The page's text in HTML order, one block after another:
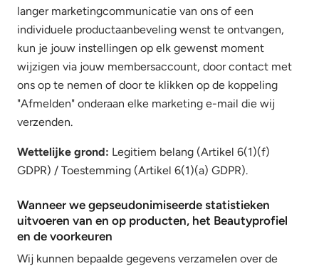
langer marketingcommunicatie van ons of een
individuele productaanbeveling wenst te ontvangen,
kun je jouw instellingen op elk gewenst moment
wijzigen via jouw membersaccount, door contact met
ons op te nemen of door te klikken op de koppeling
"Afmelden" onderaan elke marketing e-mail die wij
verzenden.
Wettelijke grond: Legitiem belang (Artikel 6(1)(f)
GDPR) / Toestemming (Artikel 6(1)(a) GDPR).
Wanneer we gepseudonimiseerde statistieken
uitvoeren van en op producten, het Beautyprofiel
en de voorkeuren
Wij kunnen bepaalde gegevens verzamelen over de